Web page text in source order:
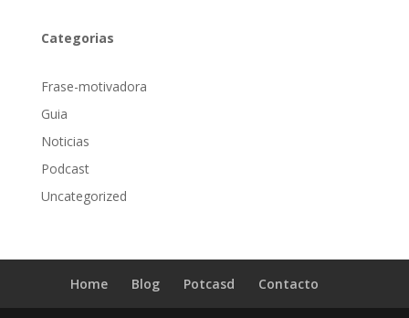
Categorias
Frase-motivadora
Guia
Noticias
Podcast
Uncategorized
Home Blog Potcasd Contacto